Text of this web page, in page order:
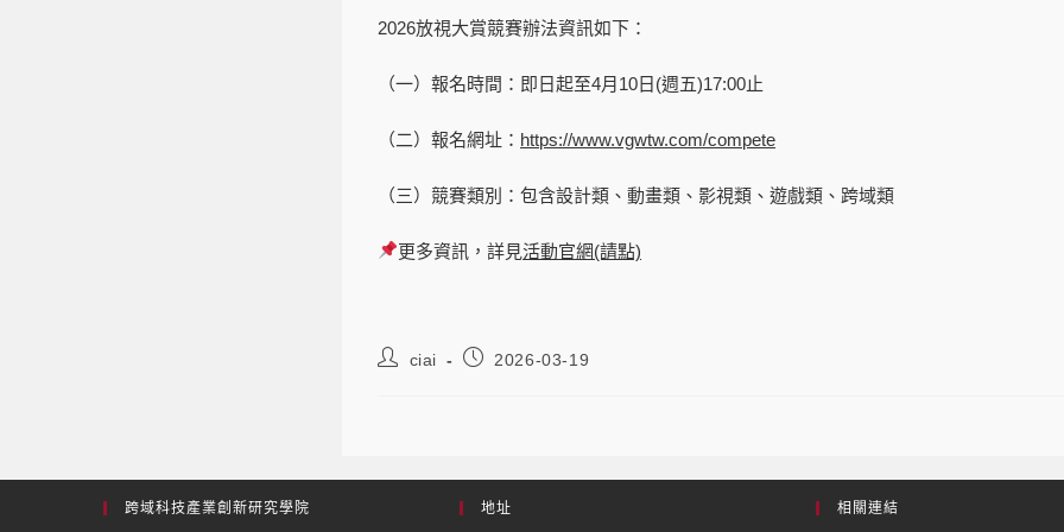
2026放視大賞競賽辦法資訊如下：
（一）報名時間：即日起至4月10日(週五)17:00止
（二）報名網址： https://www.vgwtw.com/compete
（三）競賽類別：包含設計類、動畫類、影視類、遊戲類、跨域類
更多資訊，詳見活動官網(請點)
ciai 2026-03-19
跨域科技產業創新研究學院 地址 相關連結